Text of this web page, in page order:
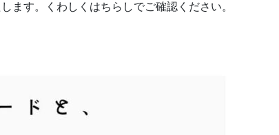
ます。くわしくはちらしでご確認ください。